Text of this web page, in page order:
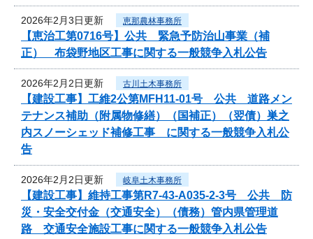
2026年2月3日更新 恵那農林事務所
【恵治工第0716号】公共 緊急予防治山事業（補
正） 布袋野地区工事に関する一般競争入札公告
2026年2月2日更新 古川土木事務所
【建設工事】工維2公第MFH11-01号 公共 道路メン
テナンス補助（附属物修繕）（国補正）（翌債）巣之
内スノーシェッド補修工事 に関する一般競争入札公
告
2026年2月2日更新 岐阜土木事務所
【建設工事】維持工事第R7-43-A035-2-3号 公共 防
災・安全交付金（交通安全）（債務）管内県管理道
路 交通安全施設工事に関する一般競争入札公告